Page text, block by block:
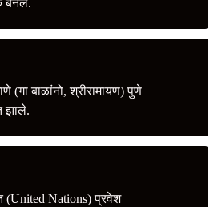
(गा बाळांनो, श्रीरामायण) पुणे
झाले.
(United Nations) प्रवेश